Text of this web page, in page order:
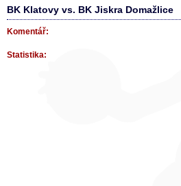
BK Klatovy vs. BK Jiskra Domažlice
Komentář:
Statistika: